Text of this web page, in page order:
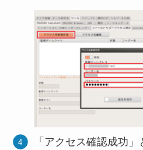
「アクセス確認成功」